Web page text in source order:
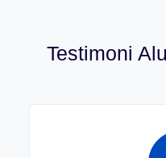
Testimoni